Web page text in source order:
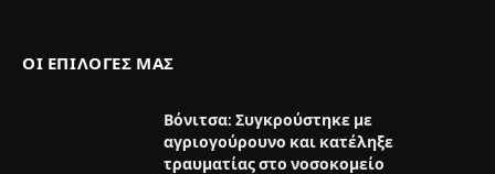
ΟΙ ΕΠΙΛΟΓΈΣ ΜΑΣ
Βόνιτσα: Συγκρούστηκε με
αγριογούρουνο και κατέληξε
τραυματίας στο νοσοκομείο